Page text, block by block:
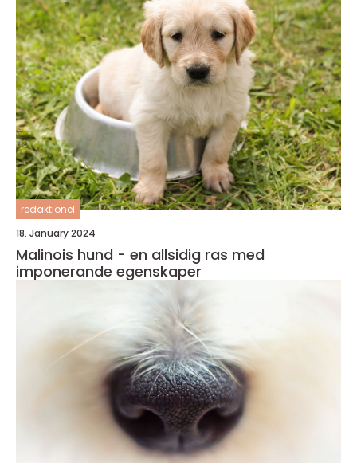
redaktionel
18. January 2024
Malinois hund - en allsidig ras med
imponerande egenskaper